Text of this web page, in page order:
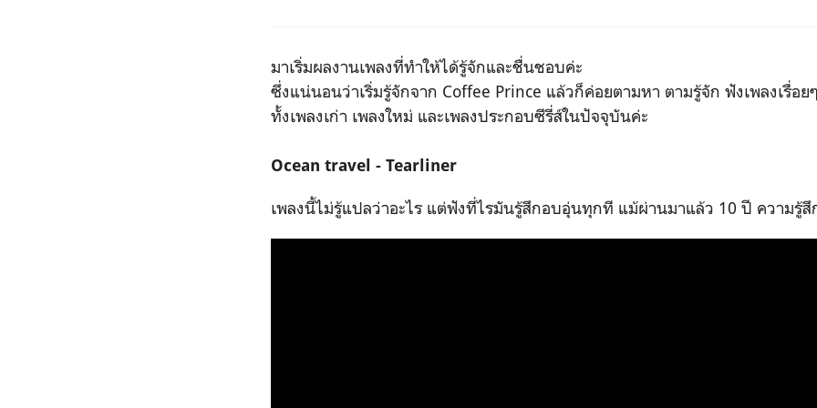
มาเริ่มผลงานเพลงที่ทำให้ได้รู้จักและชื่นชอบค่ะ
ซึ่งแน่นอนว่าเริ่มรู้จักจาก Coffee Prince แล้วก็ค่อยตามหา ตามรู้จัก ฟังเพลงเรื่อยๆ
ทั้งเพลงเก่า เพลงใหม่ และเพลงประกอบซีรี่ส์ในปัจจุบันค่ะ
Ocean travel - Tearliner
เพลงนี้ไม่รู้แปลว่าอะไร แต่ฟังที่ไรมันรู้สึกอบอุ่นทุกที แม้ผ่านมาแล้ว 10 ปี ความรู้